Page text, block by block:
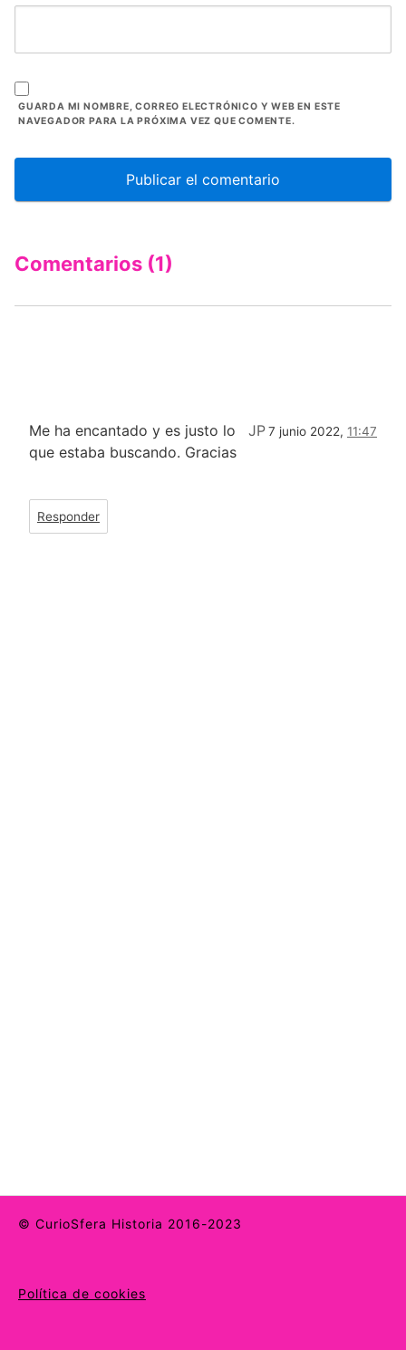
GUARDA MI NOMBRE, CORREO ELECTRÓNICO Y WEB EN ESTE
NAVEGADOR PARA LA PRÓXIMA VEZ QUE COMENTE.
Comentarios (1)
JP7 junio 2022, 11:47
Me ha encantado y es justo lo
que estaba buscando. Gracias
Responder
© CurioSfera Historia 2016-2023
Política de cookies